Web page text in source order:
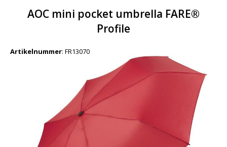
AOC mini pocket umbrella FARE®
Profile
Artikelnummer: FR13070